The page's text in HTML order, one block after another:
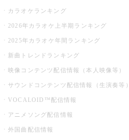
カラオケランキング
2026年カラオケ上半期ランキング
2025年カラオケ年間ランキング
新曲トレンドランキング
映像コンテンツ配信情報（本人映像等）
サウンドコンテンツ配信情報（生演奏等）
VOCALOID™配信情報
アニメソング配信情報
外国曲配信情報